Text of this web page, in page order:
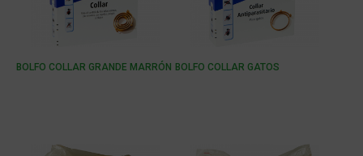
BOLFO COLLAR GRANDE MARRÓN BOLFO COLLAR GATOS